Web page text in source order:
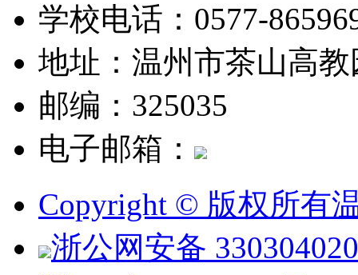
学校电话：0577-
地址：温州市茶山高教
邮编：325035
电子邮箱：
Copyright © 版权所有
浙公网安备